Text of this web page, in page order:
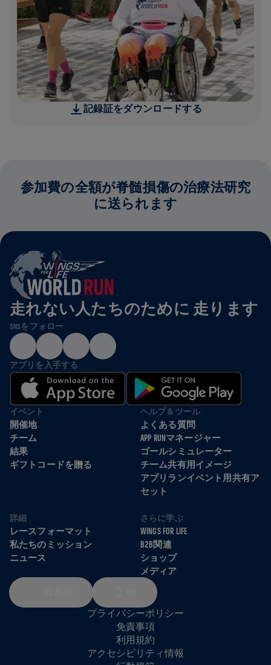
記録証をダウンロードする
参加費の全額が脊髄損傷の治療法研究
に送られます
走れない人たちのために 走ります
SNSをフォロー
アプリを入手する
イベント
開催地
チーム
結果
ギフトコードを贈る
ヘルプ＆ツール
よくある質問
APP RUNマネージャー
ゴールシミュレーター
チーム共有用イメージ
アプリランイベント用共有ア
セット
詳細
レースフォーマット
私たちのミッション
ニュース
さらに学ぶ
WINGS FOR LIFE
B2B関連
ショップ
メディア
プライバシーポリシー
免責事項
利用規約
アクセシビリティ情報